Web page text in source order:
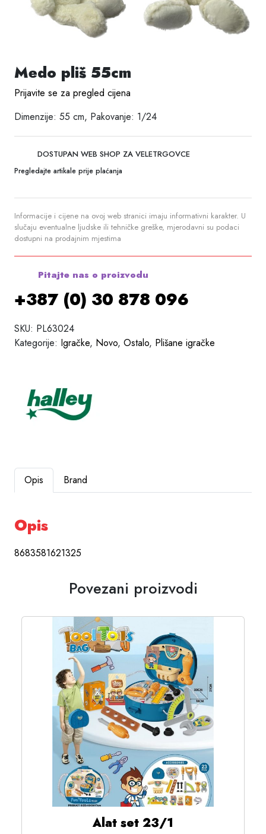
Medo pliš 55cm
Prijavite se za pregled cijena
Dimenzije: 55 cm, Pakovanje: 1/24
DOSTUPAN WEB SHOP ZA VELETRGOVCE
Pregledajte artikale prije plaćanja
Informacije i cijene na ovoj web stranici imaju informativni karakter. U
slučaju eventualne ljudske ili tehničke greške, mjerodavni su podaci
dostupni na prodajnim mjestima
Pitajte nas o proizvodu
+387 (0) 30 878 096
SKU: PL63024
Kategorije: Igračke, Novo, Ostalo, Plišane igračke
Opis Brand
Opis
8683581621325
Povezani proizvodi
Alat set 23/1